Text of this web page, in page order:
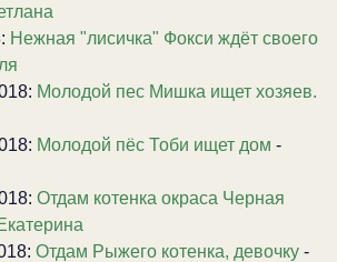
Нежная "лисичка" Фокси ждёт своего
Молодой пес Мишка ищет хозяев.
Молодой пёс Тоби ищет дом -
Отдам котенка окраса Черная
Отдам Рыжего котенка, девочку -